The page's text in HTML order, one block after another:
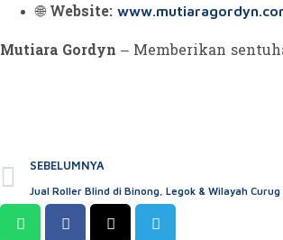
🌐 Website:
Mutiara Gordyn – Memberikan
SEBELUMNYA
Jual Roller Blind di Binong, Legok & Wilayah